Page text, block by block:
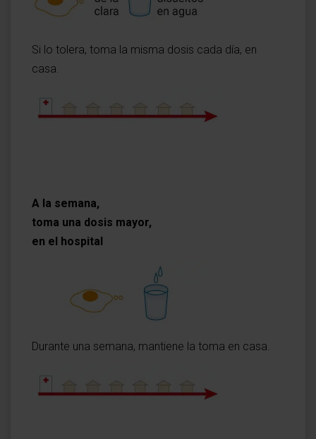
Si lo tolera, toma la misma dosis cada día, en
casa.
A la semana,
toma una dosis mayor,
en el hospital
Durante una semana, mantiene la toma en casa.